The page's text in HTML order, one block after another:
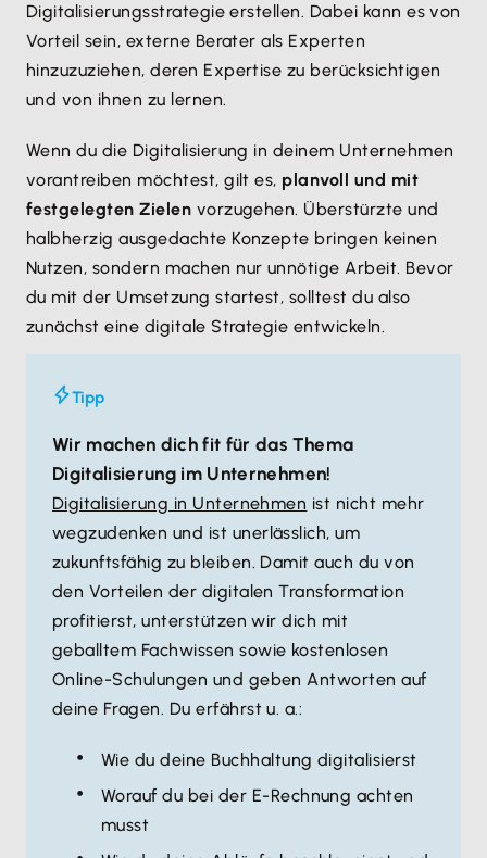
Digitalisierungsstrategie erstellen. Dabei kann es von
Vorteil sein, externe Berater als Experten
hinzuzuziehen, deren Expertise zu berücksichtigen
und von ihnen zu lernen.
Wenn du die Digitalisierung in deinem Unternehmen
vorantreiben möchtest, gilt es, planvoll und mit
festgelegten Zielen vorzugehen. Überstürzte und
halbherzig ausgedachte Konzepte bringen keinen
Nutzen, sondern machen nur unnötige Arbeit. Bevor
du mit der Umsetzung startest, solltest du also
zunächst eine digitale Strategie entwickeln.
Tipp
Wir machen dich fit für das Thema
Digitalisierung im Unternehmen!
Digitalisierung in Unternehmen ist nicht mehr
wegzudenken und ist unerlässlich, um
zukunftsfähig zu bleiben. Damit auch du von
den Vorteilen der digitalen Transformation
profitierst, unterstützen wir dich mit
geballtem Fachwissen sowie kostenlosen
Online-Schulungen und geben Antworten auf
deine Fragen. Du erfährst u. a.:
Wie du deine Buchhaltung digitalisierst
Worauf du bei der E-Rechnung achten
musst